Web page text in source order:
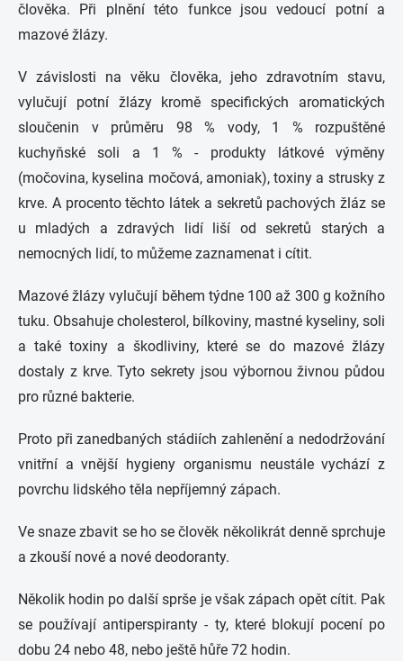
člověka. Při plnění této funkce jsou vedoucí potní a
mazové žlázy.
V závislosti na věku člověka, jeho zdravotním stavu,
vylučují potní žlázy kromě specifických aromatických
sloučenin v průměru 98 % vody, 1 % rozpuštěné
kuchyňské soli a 1 % - produkty látkové výměny
(močovina, kyselina močová, amoniak), toxiny a strusky z
krve. A procento těchto látek a sekretů pachových žláz se
u mladých a zdravých lidí liší od sekretů starých a
nemocných lidí, to můžeme zaznamenat i cítit.
Mazové žlázy vylučují během týdne 100 až 300 g kožního
tuku. Obsahuje cholesterol, bílkoviny, mastné kyseliny, soli
a také toxiny a škodliviny, které se do mazové žlázy
dostaly z krve. Tyto sekrety jsou výbornou živnou půdou
pro různé bakterie.
Proto při zanedbaných stádiích zahlenění a nedodržování
vnitřní a vnější hygieny organismu neustále vychází z
povrchu lidského těla nepříjemný zápach.
Ve snaze zbavit se ho se člověk několikrát denně sprchuje
a zkouší nové a nové deodoranty.
Několik hodin po další sprše je však zápach opět cítit. Pak
se používají antiperspiranty - ty, které blokují pocení po
dobu 24 nebo 48, nebo ještě hůře 72 hodin.